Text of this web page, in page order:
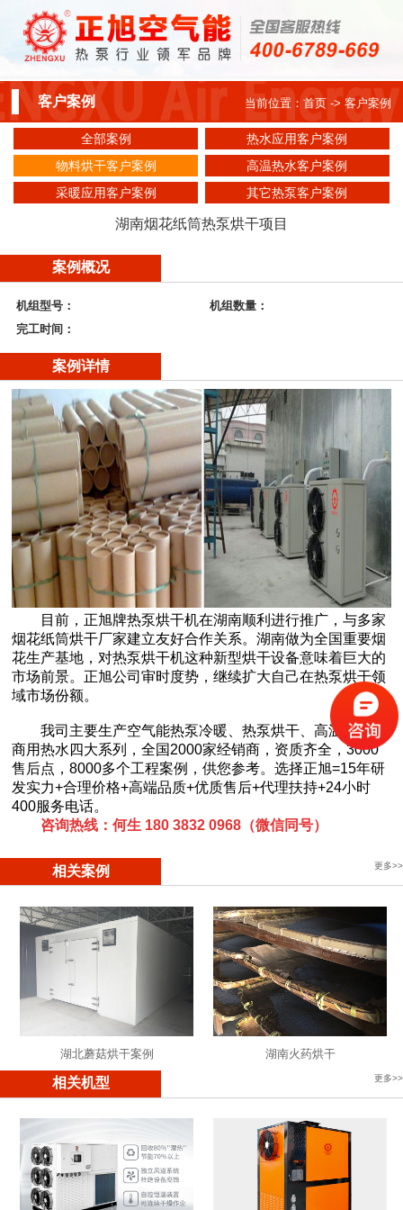
客户案例 当前位置： 首页-> 客户案例
全部案例
热水应用客户案例
物料烘干客户案例
高温热水客户案例
采暖应用客户案例
其它热泵客户案例
湖南烟花纸筒热泵烘干项目
案例概况
机组型号：
机组数量：
完工时间：
案例详情
目前，正旭牌热泵烘干机在湖南顺利进行推广，与多家
烟花纸筒烘干厂家建立友好合作关系。湖南做为全国重要烟
花生产基地，对热泵烘干机这种新型烘干设备意味着巨大的
市场前景。正旭公司审时度势，继续扩大自己在热泵烘干领
域市场份额。
我司主要生产空气能热泵冷暖、热泵烘干、高温热水、
商用热水四大系列，全国2000家经销商，资质齐全，3000
售后点，8000多个工程案例，供您参考。选择正旭=15年研
发实力+合理价格+高端品质+优质售后+代理扶持+24小时
400服务电话。
咨询热线：何生 180 3832 0968（微信同号）
相关案例 更多>>
湖北蘑菇烘干案例 湖南火药烘干
相关机型 更多>>